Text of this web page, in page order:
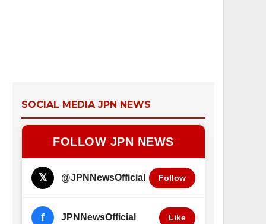
SOCIAL MEDIA JPN NEWS
FOLLOW JPN NEWS
𝕏 @JPNNewsOfficial Follow
f JPNNewsOfficial Like